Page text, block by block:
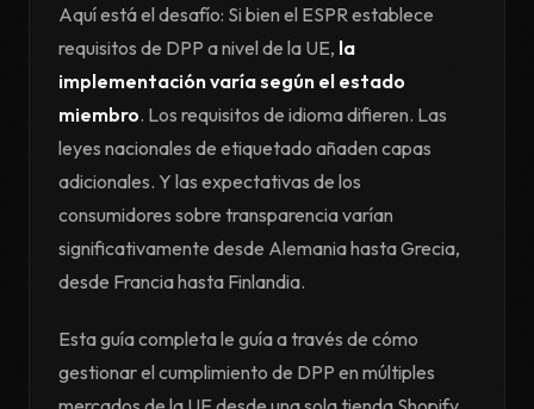
Aquí está el desafío: Si bien el ESPR establece
requisitos de DPP a nivel de la UE, la
implementación varía según el estado
miembro. Los requisitos de idioma difieren. Las
leyes nacionales de etiquetado añaden capas
adicionales. Y las expectativas de los
consumidores sobre transparencia varían
significativamente desde Alemania hasta Grecia,
desde Francia hasta Finlandia.
Esta guía completa le guía a través de cómo
gestionar el cumplimiento de DPP en múltiples